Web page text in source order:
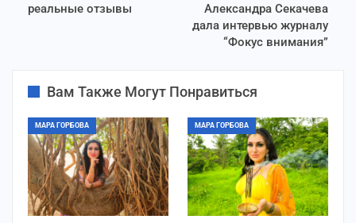
реальные отзывы
Александра Секачева
дала интервью журналу
“Фокус внимания”
Вам Также Могут Понравиться
МАРА ГОРБОВА МАРА ГОРБОВА